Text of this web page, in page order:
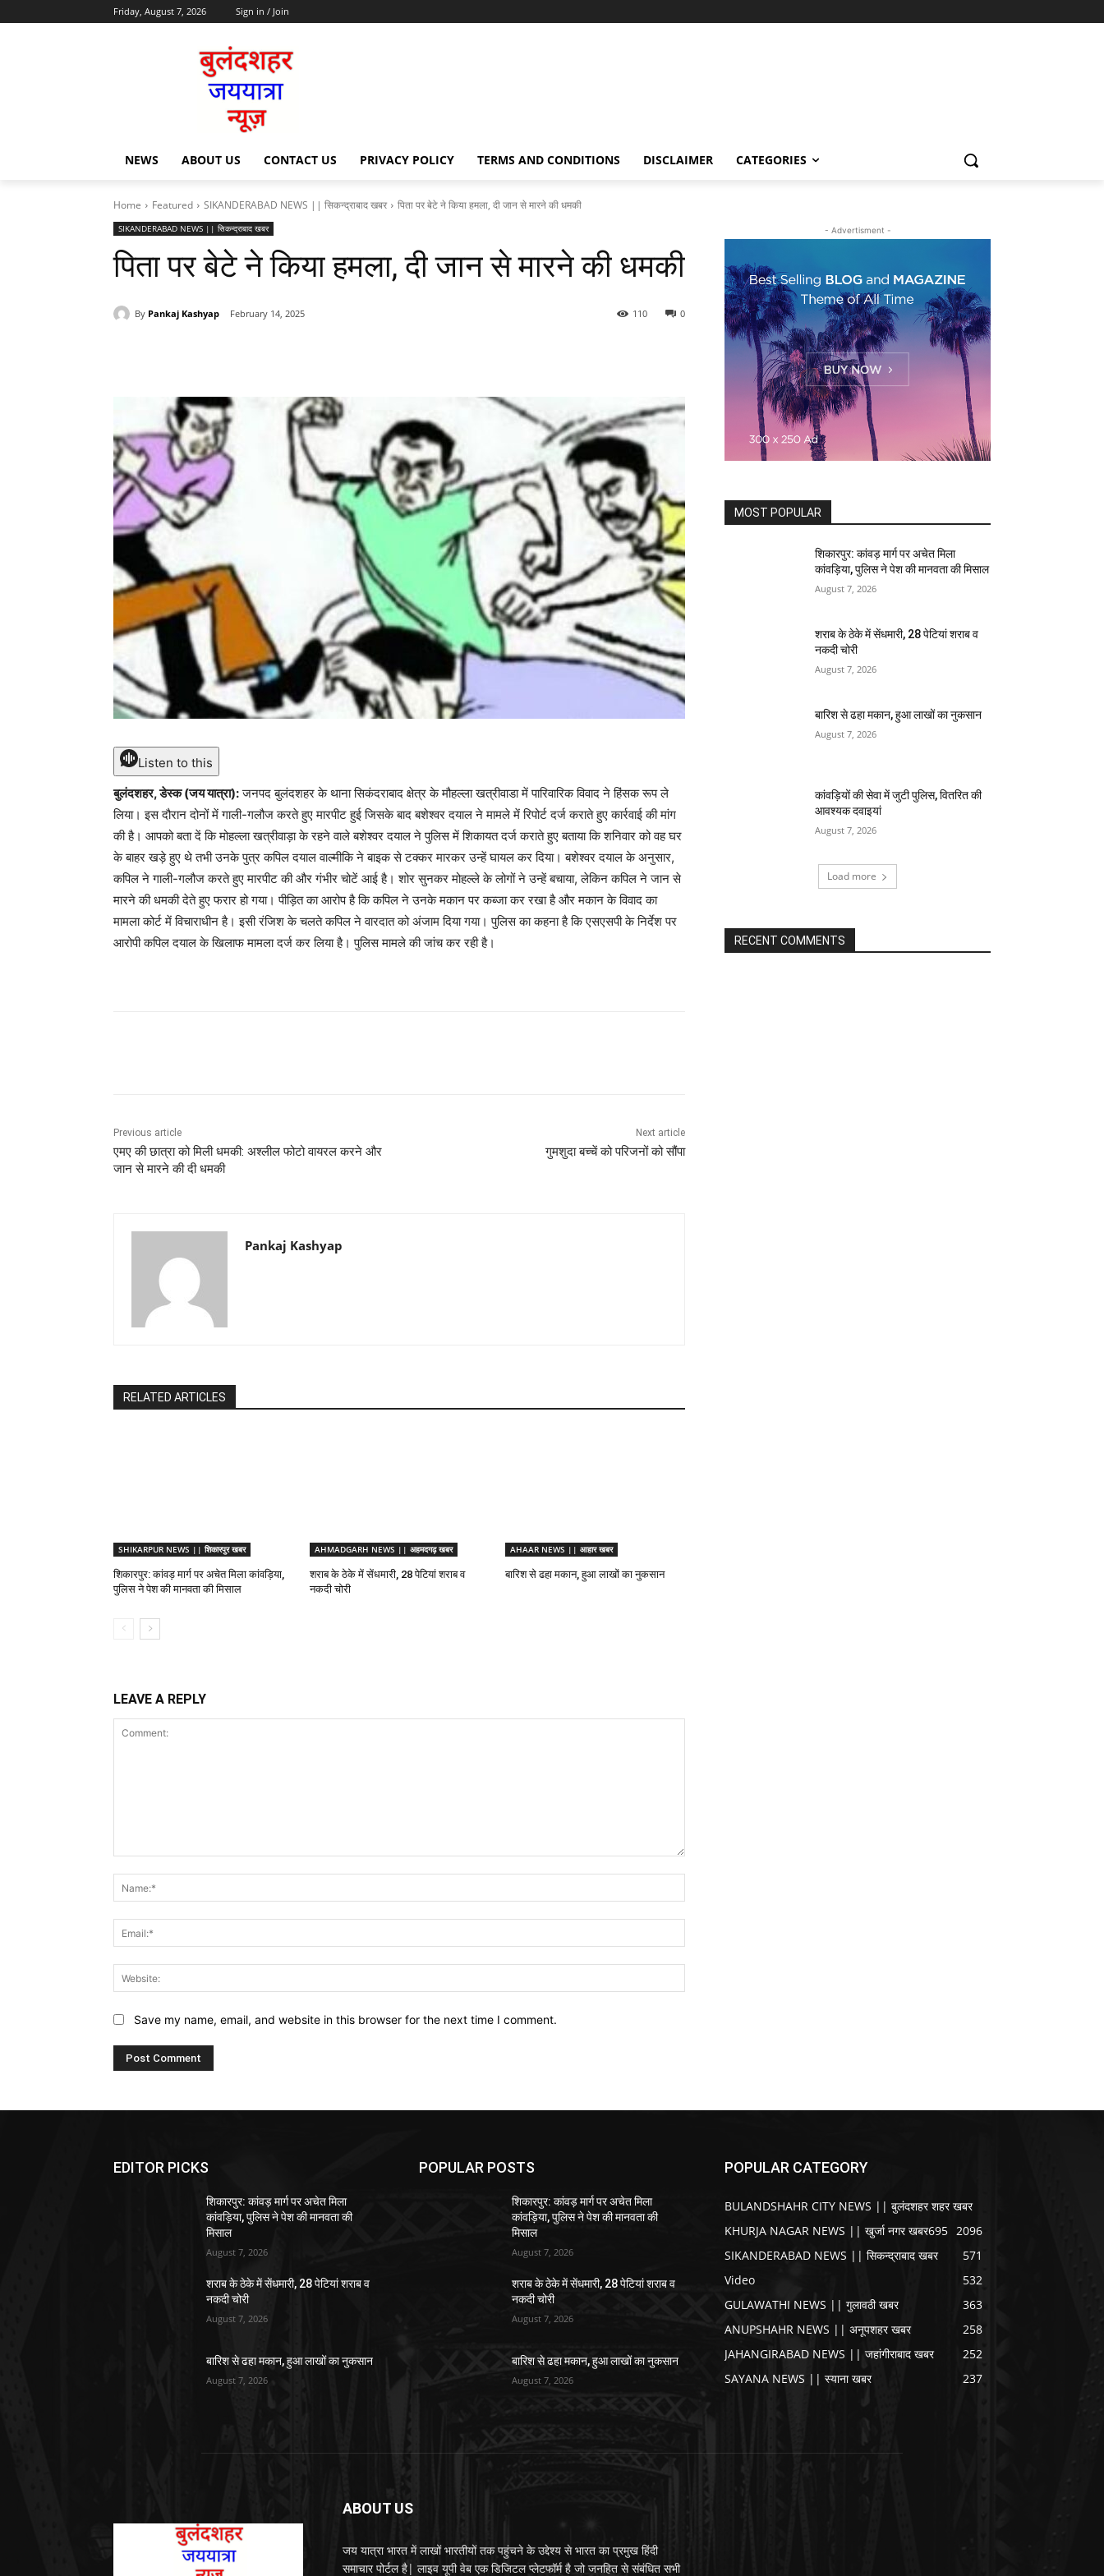
Friday, August 7, 2026 Sign in / Join
NEWS ABOUT US CONTACT US PRIVACY POLICY TERMS AND CONDITIONS DISCLAIMER CATEGORIES
Home Featured SIKANDERABAD NEWS || सिकन्द्राबाद खबर पिता पर बेटे ने किया हमला, दी जान से मारने की धमकी
SIKANDERABAD NEWS || सिकन्द्राबाद खबर
पिता पर बेटे ने किया हमला, दी जान से मारने की धमकी
By Pankaj Kashyap February 14, 2025 0
110
Listen to this
बुलंदशहर, डेस्क (जय यात्रा):जनपद बुलंदशहर के थाना सिकंदराबाद क्षेत्र के मौहल्ला खत्रीवाडा में पारिवारिक विवाद ने हिंसक रूप ले
लिया। इस दौरान दोनों में गाली-गलौज करते हुए मारपीट हुई जिसके बाद बशेश्वर दयाल ने मामले में रिपोर्ट दर्ज कराते हुए कार्रवाई की मांग
की है। आपको बता दें कि मोहल्ला खत्रीवाड़ा के रहने वाले बशेश्वर दयाल ने पुलिस में शिकायत दर्ज कराते हुए बताया कि शनिवार को वह घर
के बाहर खड़े हुए थे तभी उनके पुत्र कपिल दयाल वाल्मीकि ने बाइक से टक्कर मारकर उन्हें घायल कर दिया। बशेश्वर दयाल के अनुसार,
कपिल ने गाली-गलौज करते हुए मारपीट की और गंभीर चोटें आई है। शोर सुनकर मोहल्ले के लोगों ने उन्हें बचाया, लेकिन कपिल ने जान से
मारने की धमकी देते हुए फरार हो गया। पीड़ित का आरोप है कि कपिल ने उनके मकान पर कब्जा कर रखा है और मकान के विवाद का
मामला कोर्ट में विचाराधीन है। इसी रंजिश के चलते कपिल ने वारदात को अंजाम दिया गया। पुलिस का कहना है कि एसएसपी के निर्देश पर
आरोपी कपिल दयाल के खिलाफ मामला दर्ज कर लिया है। पुलिस मामले की जांच कर रही है।
Previous article
एमए की छात्रा को मिली धमकी: अश्लील फोटो वायरल करने और
जान से मारने की दी धमकी
Next article
गुमशुदा बच्चें को परिजनों को सौंपा
Pankaj Kashyap
RELATED ARTICLES
SHIKARPUR NEWS || शिकारपुर खबर
शिकारपुर: कांवड़ मार्ग पर अचेत मिला कांवड़िया,
पुलिस ने पेश की मानवता की मिसाल
AHMADGARH NEWS || अहमदगढ़ खबर
शराब के ठेके में सेंधमारी, 28 पेटियां शराब व
नकदी चोरी
AHAAR NEWS || आहार खबर
बारिश से ढहा मकान, हुआ लाखों का नुकसान
LEAVE A REPLY
Save my name, email, and website in this browser for the next time I comment.
- Advertisment -
MOST POPULAR
शिकारपुर: कांवड़ मार्ग पर अचेत मिला
कांवड़िया, पुलिस ने पेश की मानवता की मिसाल
August 7, 2026
शराब के ठेके में सेंधमारी, 28 पेटियां शराब व
नकदी चोरी
August 7, 2026
बारिश से ढहा मकान, हुआ लाखों का नुकसान
August 7, 2026
कांवड़ियों की सेवा में जुटी पुलिस, वितरित की
आवश्यक दवाइयां
August 7, 2026
Load more
RECENT COMMENTS
EDITOR PICKS
शिकारपुर: कांवड़ मार्ग पर अचेत मिला
कांवड़िया, पुलिस ने पेश की मानवता की
मिसाल
August 7, 2026
शराब के ठेके में सेंधमारी, 28 पेटियां शराब व
नकदी चोरी
August 7, 2026
बारिश से ढहा मकान, हुआ लाखों का नुकसान
August 7, 2026
POPULAR POSTS
शिकारपुर: कांवड़ मार्ग पर अचेत मिला
कांवड़िया, पुलिस ने पेश की मानवता की
मिसाल
August 7, 2026
शराब के ठेके में सेंधमारी, 28 पेटियां शराब व
नकदी चोरी
August 7, 2026
बारिश से ढहा मकान, हुआ लाखों का नुकसान
August 7, 2026
POPULAR CATEGORY
BULANDSHAHR CITY NEWS || बुलंदशहर शहर खबर
2096
KHURJA NAGAR NEWS || खुर्जा नगर खबर695
SIKANDERABAD NEWS || सिकन्द्राबाद खबर
571
Video
532
GULAWATHI NEWS || गुलावठी खबर
363
ANUPSHAHR NEWS || अनूपशहर खबर
258
JAHANGIRABAD NEWS || जहांगीराबाद खबर
252
SAYANA NEWS || स्याना खबर
237
ABOUT US
जय यात्रा भारत में लाखों भारतीयों तक पहुंचने के उद्देश्य से भारत का प्रमुख हिंदी
समाचार पोर्टल है| लाइव यूपी वेब एक डिजिटल प्लेटफॉर्म है जो जनहित से संबंधित सभी